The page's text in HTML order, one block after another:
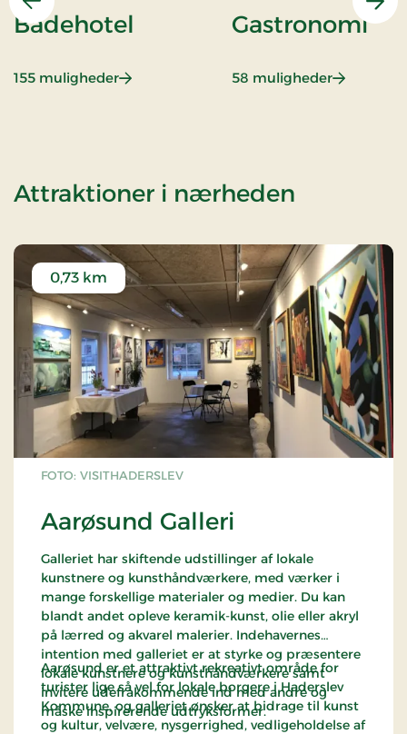
Forrige
Badehotel
155 muligheder: Badehotel
Gastronomi
58 muligheder:
Attraktioner i nærheden
FOTO: VISITHADERSLEV
Aarøsund Galleri
0,73 km
Galleriet har skiftende udstillinger af lokale
kunstnere og kunsthåndværkere, med værker i
mange forskellige materialer og medier. Du kan
blandt andet opleve keramik-kunst, olie eller akryl
på lærred og akvarel malerier. Indehavernes
intention med galleriet er at styrke og præsentere
lokale kunstnere og kunsthåndværkere samt
invitere udefrakommende ind med andre og
måske inspirerende udtryksformer.
Aarøsund er et attraktivt rekreativt område for
turister lige så vel for lokale borgere i Haderslev
Kommune, og galleriet ønsker at bidrage til kunst
og kultur, velvære, nysgerrighed, vedligeholdelse af